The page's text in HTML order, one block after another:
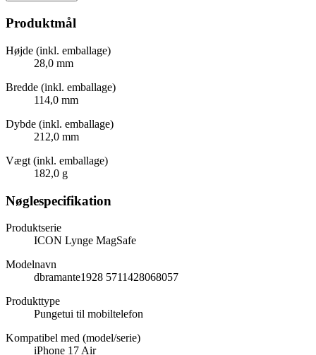
Produktmål
Højde (inkl. emballage)
28,0 mm
Bredde (inkl. emballage)
114,0 mm
Dybde (inkl. emballage)
212,0 mm
Vægt (inkl. emballage)
182,0 g
Nøglespecifikation
Produktserie
ICON Lynge MagSafe
Modelnavn
dbramante1928 5711428068057
Produkttype
Pungetui til mobiltelefon
Kompatibel med (model/serie)
iPhone 17 Air